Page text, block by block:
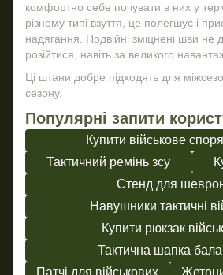
комфортно себе почувати в них у
різному типі взуття, це полегшує і
надягання. Подвійні зміцнені шви не
розійтися, навіть за великого
Ці штани добре підходять для
сезону.
Популярні запити
Купити військове
Тактичний ремінь зсу
Стенд для
Навушники тактичні
Купити рюкзак
Тактична шапка